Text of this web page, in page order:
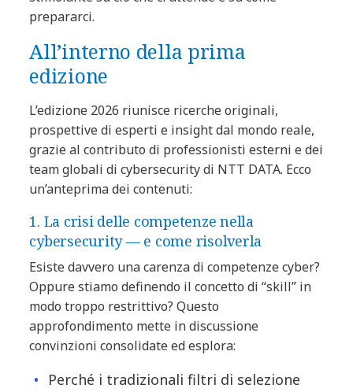
prepararci.
All’interno della prima
edizione
L’edizione 2026 riunisce ricerche originali,
prospettive di esperti e insight dal mondo reale,
grazie al contributo di professionisti esterni e dei
team globali di cybersecurity di NTT DATA. Ecco
un’anteprima dei contenuti:
1. La crisi delle competenze nella
cybersecurity — e come risolverla
Esiste davvero una carenza di competenze cyber?
Oppure stiamo definendo il concetto di “skill” in
modo troppo restrittivo? Questo
approfondimento mette in discussione
convinzioni consolidate ed esplora:
Perché i tradizionali filtri di selezione